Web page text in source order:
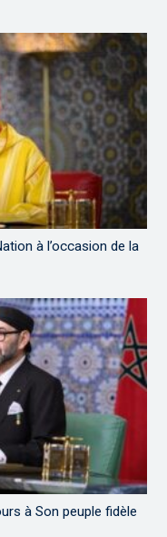
à l’occasion de la
à Son peuple fidèle